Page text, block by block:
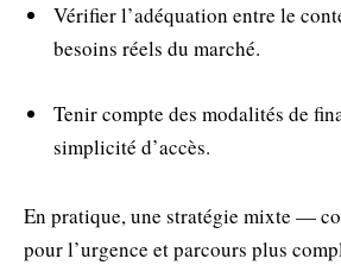
Vérifier l’adéquation entre le
besoins réels du marché.
Tenir compte des modalités de
simplicité d’accès.
En pratique, une stratégie mixte —
pour l’urgence et parcours plus